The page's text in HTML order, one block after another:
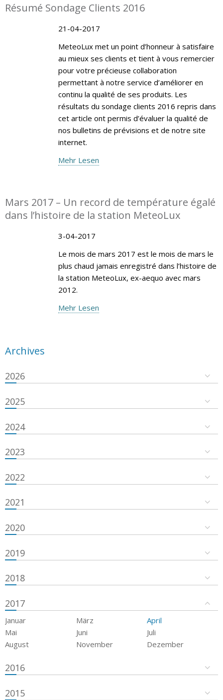
Résumé Sondage Clients 2016
21-04-2017
MeteoLux met un point d’honneur à satisfaire
au mieux ses clients et tient à vous remercier
pour votre précieuse collaboration
permettant à notre service d’améliorer en
continu la qualité de ses produits. Les
résultats du sondage clients 2016 repris dans
cet article ont permis d’évaluer la qualité de
nos bulletins de prévisions et de notre site
internet.
Mehr Lesen
Mars 2017 – Un record de température égalé
dans l’histoire de la station MeteoLux
3-04-2017
Le mois de mars 2017 est le mois de mars le
plus chaud jamais enregistré dans l’histoire de
la station MeteoLux, ex-aequo avec mars
2012.
Mehr Lesen
Archives
2026
2025
2024
2023
2022
2021
2020
2019
2018
2017
Januar März
April
Mai
Juni
Juli
August
November Dezember
2016
2015